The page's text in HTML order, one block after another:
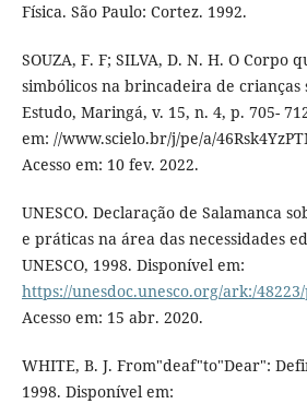
Física. São Paulo: Cortez. 1992.
SOUZA, F. F; SILVA, D. N. H. O Corpo
simbólicos na brincadeira de crianças
Estudo, Maringá, v. 15, n. 4, p. 705-
em: //www.scielo.br/j/pe/a/
Acesso em: 10 fev. 2022.
UNESCO. Declaração de Salamanca
e práticas na área das necessidades
UNESCO, 1998. Disponível em:
https://unesdoc.unesco.org/ark:/
Acesso em: 15 abr. 2020.
WHITE, B. J. From"deaf"to"Dear":
1998. Disponível em: